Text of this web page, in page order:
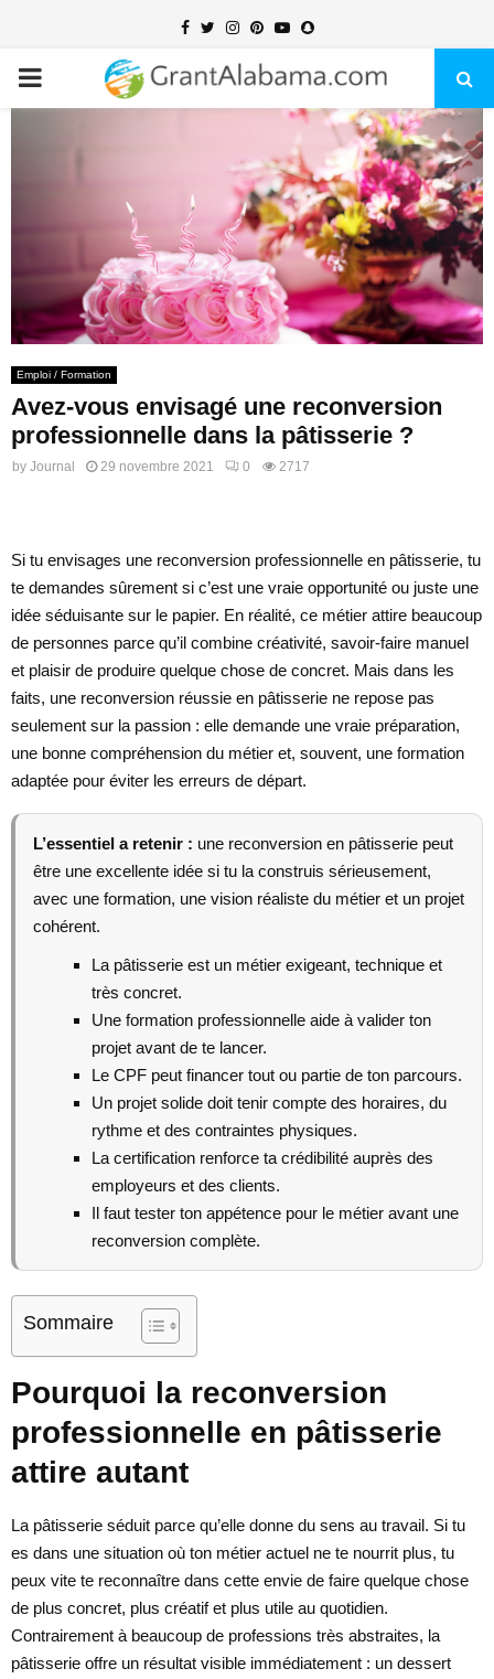
Facebook
TwitterInstagram
PinterestYoutubeSnapchat
PRIMARY
Emploi / Formation
Avez-vous envisagé une reconversion
professionnelle dans la pâtisserie ?
by Journal 29 novembre 2021 0 2717
Si tu envisages une reconversion professionnelle en pâtisserie, tu
te demandes sûrement si c’est une vraie opportunité ou juste une
idée séduisante sur le papier. En réalité, ce métier attire beaucoup
de personnes parce qu’il combine créativité, savoir-faire manuel
et plaisir de produire quelque chose de concret. Mais dans les
faits, une reconversion réussie en pâtisserie ne repose pas
seulement sur la passion : elle demande une vraie préparation,
une bonne compréhension du métier et, souvent, une formation
adaptée pour éviter les erreurs de départ.
L’essentiel a retenir : une reconversion en pâtisserie peut
être une excellente idée si tu la construis sérieusement,
avec une formation, une vision réaliste du métier et un projet
cohérent.
La pâtisserie est un métier exigeant, technique et
très concret.
Une formation professionnelle aide à valider ton
projet avant de te lancer.
Le CPF peut financer tout ou partie de ton parcours.
Un projet solide doit tenir compte des horaires, du
rythme et des contraintes physiques.
La certification renforce ta crédibilité auprès des
employeurs et des clients.
Il faut tester ton appétence pour le métier avant une
reconversion complète.
Sommaire
Pourquoi la reconversion
professionnelle en pâtisserie
attire autant
La pâtisserie séduit parce qu’elle donne du sens au travail. Si tu
es dans une situation où ton métier actuel ne te nourrit plus, tu
peux vite te reconnaître dans cette envie de faire quelque chose
de plus concret, plus créatif et plus utile au quotidien.
Contrairement à beaucoup de professions très abstraites, la
pâtisserie offre un résultat visible immédiatement : un dessert